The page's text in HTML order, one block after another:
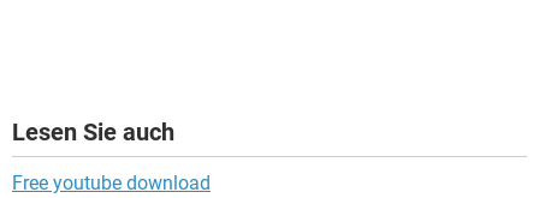
Lesen Sie auch
Free youtube download